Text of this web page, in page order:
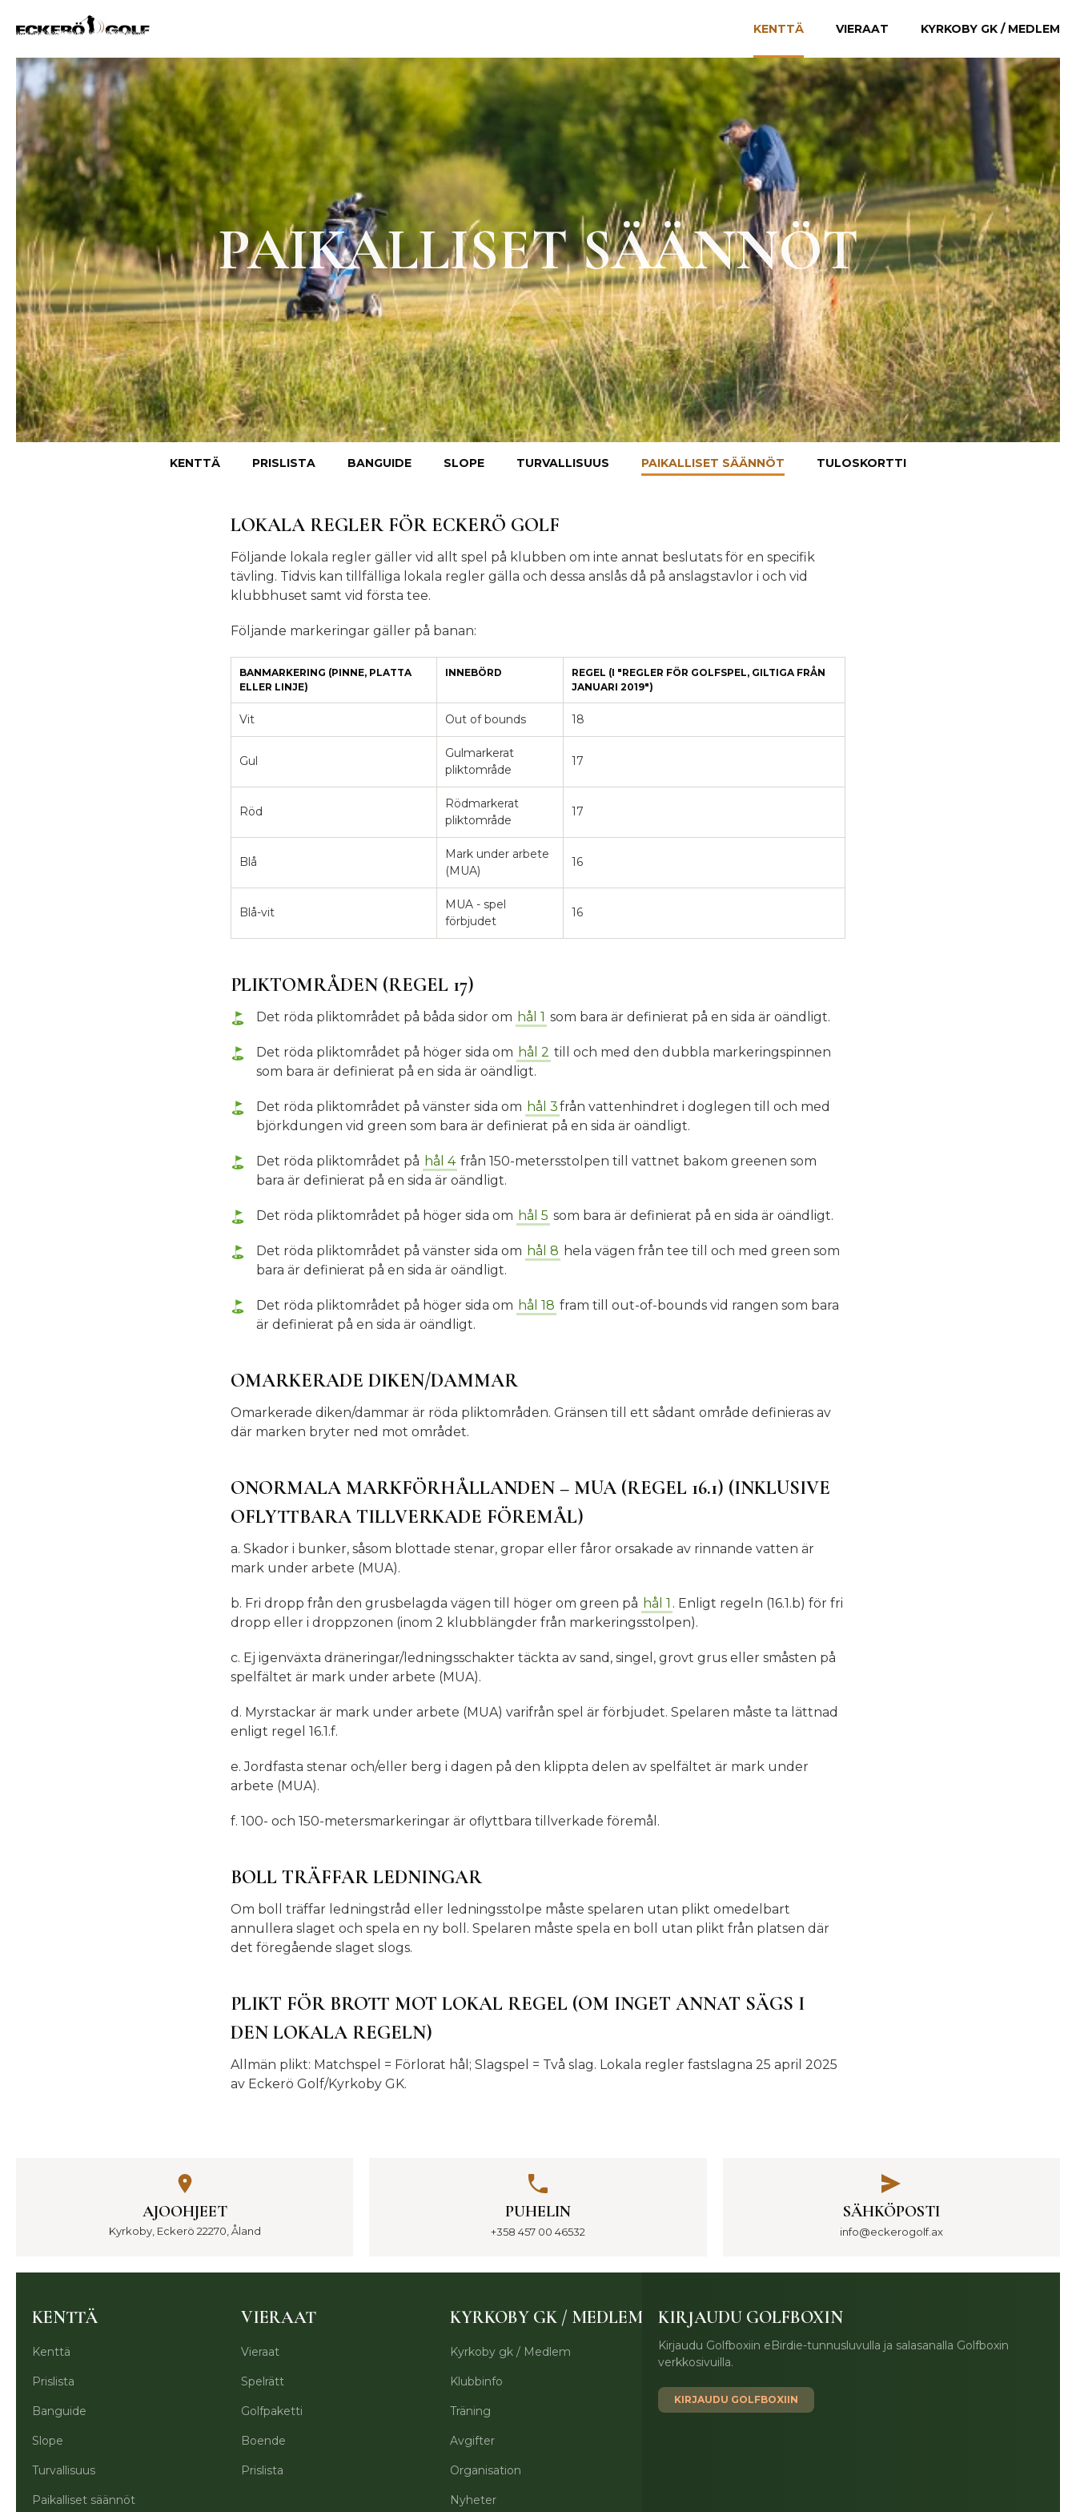
KENTTÄ VIERAAT KYRKOBY GK / MEDLEM
PAIKALLISET SÄÄNNÖT
KENTTÄ PRISLISTA BANGUIDE SLOPE TURVALLISUUS PAIKALLISET SÄÄNNÖT TULOSKORTTI
LOKALA REGLER FÖR ECKERÖ GOLF
Följande lokala regler gäller vid allt spel på klubben om inte annat beslutats för en specifik
tävling. Tidvis kan tillfälliga lokala regler gälla och dessa anslås då på anslagstavlor i och vid
klubbhuset samt vid första tee.
Följande markeringar gäller på banan:
BANMARKERING (PINNE, PLATTA
ELLER LINJE)
INNEBÖRD
REGEL (I "REGLER FÖR GOLFSPEL, GILTIGA FRÅN
JANUARI 2019")
Vit Out of bounds 18
Gul
Gulmarkerat
pliktområde
17
Röd
Rödmarkerat
pliktområde
17
Blå
Mark under arbete
(MUA)
16
Blå-vit
MUA - spel
förbjudet
16
PLIKTOMRÅDEN (REGEL 17)
Det röda pliktområdet på båda sidor om hål 1 som bara är definierat på en sida är oändligt.
Det röda pliktområdet på höger sida om hål 2 till och med den dubbla markeringspinnen
som bara är definierat på en sida är oändligt.
Det röda pliktområdet på vänster sida om hål 3från vattenhindret i doglegen till och med
björkdungen vid green som bara är definierat på en sida är oändligt.
Det röda pliktområdet på hål 4 från 150-metersstolpen till vattnet bakom greenen som
bara är definierat på en sida är oändligt.
Det röda pliktområdet på höger sida om hål 5 som bara är definierat på en sida är oändligt.
Det röda pliktområdet på vänster sida om hål 8 hela vägen från tee till och med green som
bara är definierat på en sida är oändligt.
Det röda pliktområdet på höger sida om hål 18 fram till out-of-bounds vid rangen som bara
är definierat på en sida är oändligt.
OMARKERADE DIKEN/DAMMAR
Omarkerade diken/dammar är röda pliktområden. Gränsen till ett sådant område definieras av
där marken bryter ned mot området.
ONORMALA MARKFÖRHÅLLANDEN – MUA (REGEL 16.1) (INKLUSIVE
OFLYTTBARA TILLVERKADE FÖREMÅL)
a. Skador i bunker, såsom blottade stenar, gropar eller fåror orsakade av rinnande vatten är
mark under arbete (MUA).
b. Fri dropp från den grusbelagda vägen till höger om green på hål 1 . Enligt regeln (16.1.b) för fri
dropp eller i droppzonen (inom 2 klubblängder från markeringsstolpen).
c. Ej igenväxta dräneringar/ledningsschakter täckta av sand, singel, grovt grus eller småsten på
spelfältet är mark under arbete (MUA).
d. Myrstackar är mark under arbete (MUA) varifrån spel är förbjudet. Spelaren måste ta lättnad
enligt regel 16.1.f.
e. Jordfasta stenar och/eller berg i dagen på den klippta delen av spelfältet är mark under
arbete (MUA).
f. 100- och 150-metersmarkeringar är oflyttbara tillverkade föremål.
BOLL TRÄFFAR LEDNINGAR
Om boll träffar ledningstråd eller ledningsstolpe måste spelaren utan plikt omedelbart
annullera slaget och spela en ny boll. Spelaren måste spela en boll utan plikt från platsen där
det föregående slaget slogs.
PLIKT FÖR BROTT MOT LOKAL REGEL (OM INGET ANNAT SÄGS I
DEN LOKALA REGELN)
Allmän plikt: Matchspel = Förlorat hål; Slagspel = Två slag. Lokala regler fastslagna 25 april 2025
av Eckerö Golf/Kyrkoby GK.
AJOOHJEET
Kyrkoby, Eckerö 22270, Åland
PUHELIN
+358 457 00 46532
SÄHKÖPOSTI
info@eckerogolf.ax
KENTTÄ
Kenttä
Prislista
Banguide
Slope
Turvallisuus
Paikalliset säännöt
VIERAAT
Vieraat
Spelrätt
Golfpaketti
Boende
Prislista
KYRKOBY GK / MEDLEM
Kyrkoby gk / Medlem
Klubbinfo
Träning
Avgifter
Organisation
Nyheter
KIRJAUDU GOLFBOXIN
Kirjaudu Golfboxiin eBirdie-tunnusluvulla ja salasanalla Golfboxin
verkkosivuilla.
KIRJAUDU GOLFBOXIIN